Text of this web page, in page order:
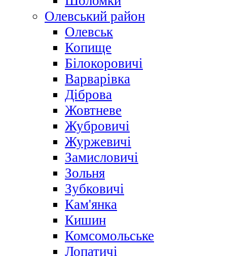
Олевський район
Олевськ
Копище
Білокоровичі
Варварівка
Діброва
Жовтневе
Жубровичі
Журжевичі
Замисловичі
Зольня
Зубковичі
Кам'янка
Кишин
Комсомольське
Лопатичі